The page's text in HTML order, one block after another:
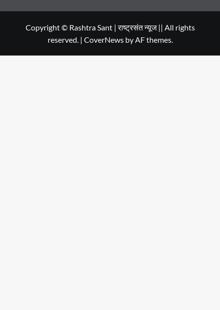
in
Dehradun
Copyright © Rashtra Sant | राष्ट्रसंत न्यूज || All rights
reserved. | CoverNewsby AF themes.